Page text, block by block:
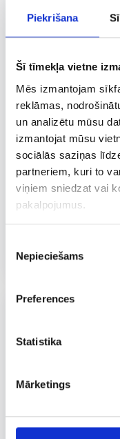
Piekrišana
Šī tīmekļa vietne
Mēs izmantojam
reklāmas,
un analizētu mūsu
izmantojat mūsu
sociālās saziņas
partneriem, kuri to
viņiem sniedzat vai
pakalpojumus.
izvēle
Nepieciešams
Preferences
Statistika
Mārketings
Jogurta kokteilis